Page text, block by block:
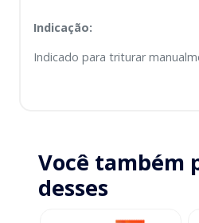
Indicação:
Indicado para triturar
Você também
desses